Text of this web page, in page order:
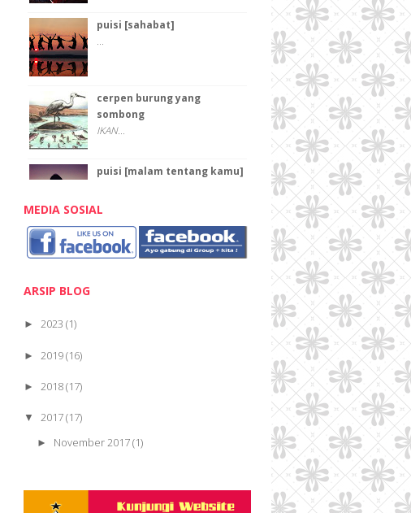
puisi [sahabat]
...
cerpen burung yang
sombong
IKAN...
puisi [malam tentang kamu]
PAHLAWAN
Pahlawan Karena pahlawan kita
MEDIA SOSIAL
ARSIP BLOG
► 2023 (1)
► 2019(16)
► 2018(17)
▼ 2017(17)
► November 2017(1)
►September 2017(1)